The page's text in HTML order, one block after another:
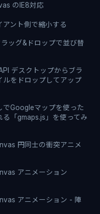
のIE8対応
アント側で縮小する
ッグ&ドロップで並び替
デスクトップからブラ
ルをドロップしてアップ
でGoogleマップを使った
る「gmaps.js」を使ってみ
円同士の衝突アニメ
アニメーション
アニメーション - 陣